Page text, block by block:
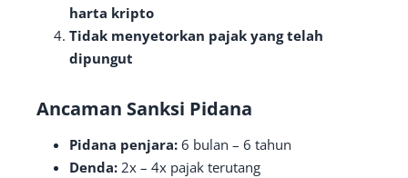
harta kripto
Tidak menyetorkan pajak yang telah
dipungut
Ancaman Sanksi Pidana
Pidana penjara: 6 bulan – 6 tahun
Denda: 2x – 4x pajak terutang